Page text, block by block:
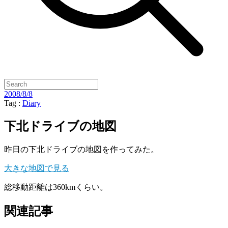
2008/8/8
Tag : Diary
下北ドライブの地図
昨日の下北ドライブの地図を作ってみた。
大きな地図で見る
総移動距離は360kmくらい。
関連記事